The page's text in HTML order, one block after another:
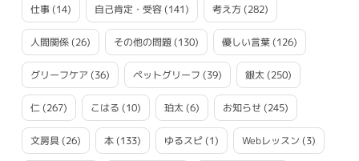
仕事(14) 自己肯定・受容(141) 考え方(282)
人間関係(26) その他の問題(130) 優しい言葉(126)
グリーフケア (36) ペットグリーフ (39) 銀太 (250)
仁(267) こはる (10) 珀太 (6) お知らせ (245)
文房具(26) 本(133) ゆるスピ(1) Webレッスン (3)